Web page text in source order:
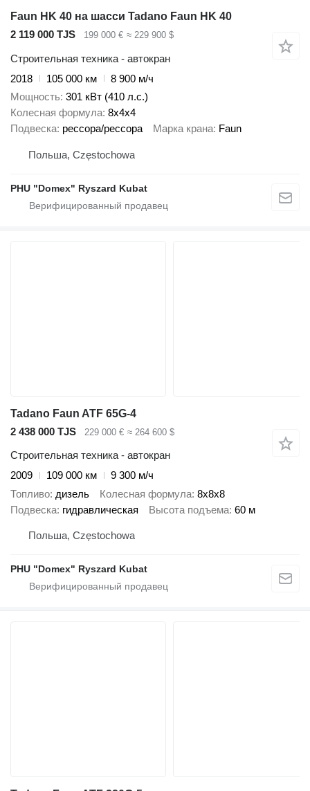
Faun HK 40 на шасси Tadano Faun HK 40
2 119 000 TJS
199 000 € ≈ 229 900 $
Строительная техника - автокран
2018
105 000 км
8 900 м/ч
Мощность 301 кВт (410 л.с.)
Колесная формула 8x4x4
Подвеска рессора/рессора Марка крана Faun
Польша, Częstochowa
PHU "Domex" Ryszard Kubat
Tadano Faun ATF 65G-4
2 438 000 TJS
229 000 € ≈ 264 600 $
Строительная техника - автокран
2009
109 000 км
9 300 м/ч
Топливо дизель Колесная формула 8x8x8
Подвеска гидравлическая Высота подъема 60 м
Польша, Częstochowa
PHU "Domex" Ryszard Kubat